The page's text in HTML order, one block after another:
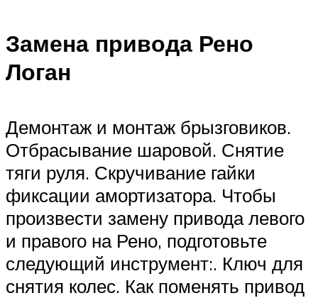
Замена привода Рено
Логан
Демонтаж и монтаж брызговиков.
Отбрасывание шаровой. Снятие
тяги руля. Скручивание гайки
фиксации амортизатора. Чтобы
произвести замену привода левого
и правого на Рено, подготовьте
следующий инструмент:. Ключ для
снятия колес. Как поменять привод